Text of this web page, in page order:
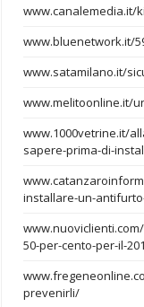
www.canalemedia.it/
www.bluenetwork.it/
www.satamilano.it/
www.melitoonline.it/
www.1000vetrine.it/
sapere-prima-di-
installare-un-
50-per-cento-per-il-
prevenirli/